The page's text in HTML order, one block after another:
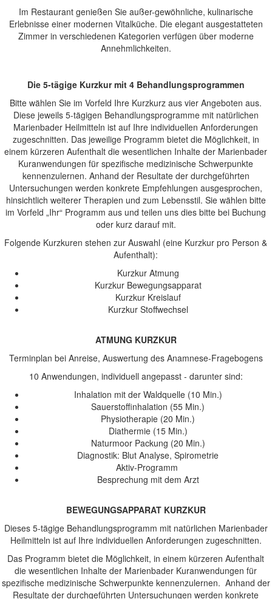
Im Restaurant genießen Sie außer-gewöhnliche, kulinarische
Erlebnisse einer modernen Vitalküche. Die elegant ausgestatteten
Zimmer in verschiedenen Kategorien verfügen über moderne
Annehmlichkeiten.
Die 5-tägige Kurzkur mit 4 Behandlungsprogrammen
Bitte wählen Sie im Vorfeld Ihre Kurzkurz aus vier Angeboten aus.
Diese jeweils 5-tägigen Behandlungsprogramme mit natürlichen
Marienbader Heilmitteln ist auf Ihre individuellen Anforderungen
zugeschnitten. Das jeweilige Programm bietet die Möglichkeit, in
einem kürzeren Aufenthalt die wesentlichen Inhalte der Marienbader
Kuranwendungen für spezifische medizinische Schwerpunkte
kennenzulernen. Anhand der Resultate der durchgeführten
Untersuchungen werden konkrete Empfehlungen ausgesprochen,
hinsichtlich weiterer Therapien und zum Lebensstil. Sie wählen bitte
im Vorfeld „Ihr“ Programm aus und teilen uns dies bitte bei Buchung
oder kurz darauf mit.
Folgende Kurzkuren stehen zur Auswahl (eine Kurzkur pro Person &
Aufenthalt):
Kurzkur Atmung
Kurzkur Bewegungsapparat
Kurzkur Kreislauf
Kurzkur Stoffwechsel
ATMUNG KURZKUR
Terminplan bei Anreise, Auswertung des Anamnese-Fragebogens
10 Anwendungen, individuell angepasst - darunter sind:
Inhalation mit der Waldquelle (10 Min.)
Sauerstoffinhalation (55 Min.)
Physiotherapie (20 Min.)
Diathermie (15 Min.)
Naturmoor Packung (20 Min.)
Diagnostik: Blut Analyse, Spirometrie
Aktiv-Programm
Besprechung mit dem Arzt
BEWEGUNGSAPPARAT KURZKUR
Dieses 5-tägige Behandlungsprogramm mit natürlichen Marienbader
Heilmitteln ist auf Ihre individuellen Anforderungen zugeschnitten.
Das Programm bietet die Möglichkeit, in einem kürzeren Aufenthalt
die wesentlichen Inhalte der Marienbader Kuranwendungen für
spezifische medizinische Schwerpunkte kennenzulernen. Anhand der
Resultate der durchgeführten Untersuchungen werden konkrete